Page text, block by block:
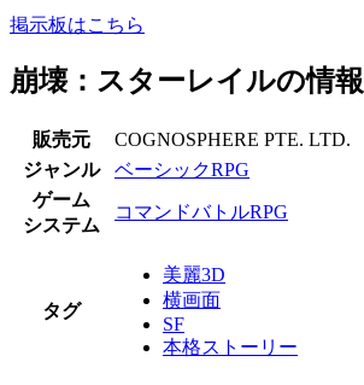
掲示板はこちら
崩壊：スターレイルの情報
販売元
COGNOSPHERE PTE. LTD.
ジャンル
ベーシックRPG
ゲーム
システム
コマンドバトルRPG
タグ
美麗3D
横画面
SF
本格ストーリー